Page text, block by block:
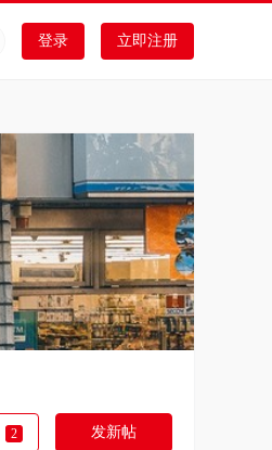
登录 立即注册
2 发新帖